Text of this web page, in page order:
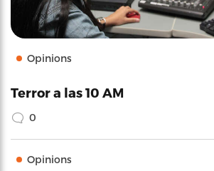
Opinions
Terror a las 10 AM
0
Opinions